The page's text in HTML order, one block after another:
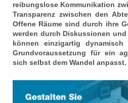
reibungslose Kommunikation
Transparenz zwischen den
Offene Räume sind durch ihre
werden durch Diskussionen
können einzigartig
Grundvoraussetzung für ein
sich selbst dem Wandel anpasst.